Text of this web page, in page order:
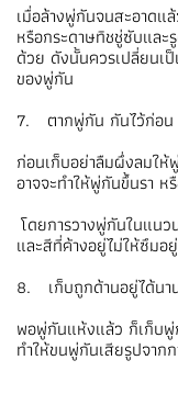
เมื่อล้างพู่กันจนสะอาดแ
หรือกระดาษทิชชู่ซับแล
ด้วย ดังนั้นควรเปลี่ยนเ
ของพู่กัน
7. ตากพู่กัน กันไว้ก่อน
ก่อนเก็บอย่าลืมผึ่งลมใ
อาจจะทำให้พู่กันขึ้นรา
โดยการวางพู่กันในแน
และสีที่ค้างอยู่ไม่ให้ซึม
8. เก็บถูกด้านอยู่ได้นา
พอพู่กันแห้งแล้ว ก็เก็บพู่
ทำให้ขนพู่กันเสียรูปจาก